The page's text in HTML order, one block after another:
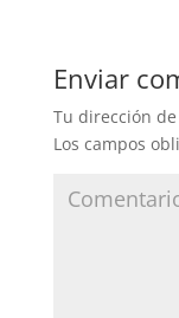
Enviar
Tu dirección
Los campos